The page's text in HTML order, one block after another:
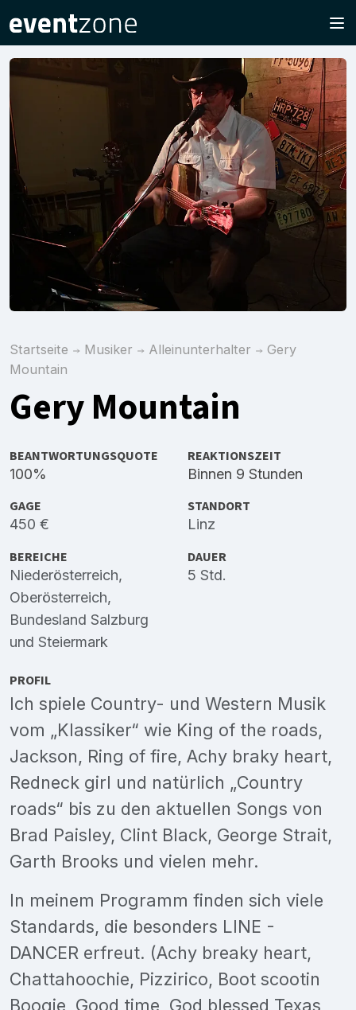
Startseite Musiker Alleinunterhalter
Gery
Mountain
Gery Mountain
BEANTWORTUNGSQUOTE
100%
REAKTIONSZEIT
Binnen 9 Stunden
GAGE
450 €
STANDORT
Linz
BEREICHE
Niederösterreich,
Oberösterreich,
Bundesland Salzburg
und Steiermark
DAUER
5 Std.
PROFIL
Ich spiele Country- und Western Musik
vom „Klassiker“ wie King of the roads,
Jackson, Ring of fire, Achy braky heart,
Redneck girl und natürlich „Country
roads“ bis zu den aktuellen Songs von
Brad Paisley, Clint Black, George Strait,
Garth Brooks und vielen mehr.
In meinem Programm finden sich viele
Standards, die besonders LINE -
DANCER erfreut. (Achy breaky heart,
Chattahoochie, Pizzirico, Boot scootin
Boogie, Good time, God blessed Texas,